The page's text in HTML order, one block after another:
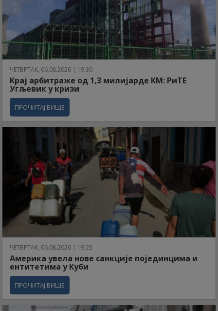
ЧЕТВРТАК, 06.08.2026 | 19:30
Крај арбитраже од 1,3 милијарде КМ: РиТЕ
Угљевик у кризи
ПРОЧИТАЈ ВИШЕ
ЧЕТВРТАК, 06.08.2026 | 19:23
Америка увела нове санкције појединцима и
ентитетима у Куби
ПРОЧИТАЈ ВИШЕ